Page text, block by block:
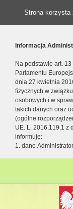
Strona korzysta
Informacja
Na podstawie art.
Parlamentu
dnia 27 kwietnia
fizycznych w
osobowych i w
takich danych oraz
(ogólne
UE. L. 2016.119.1 z
informuję:
1. dane